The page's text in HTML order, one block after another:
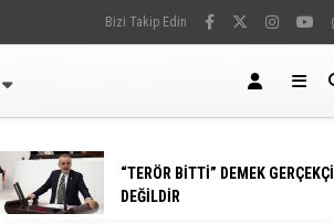
Bizi Takip Edin
“TERÖR BİTTİ” DEMEK GERÇEKÇİ
DEĞİLDİR